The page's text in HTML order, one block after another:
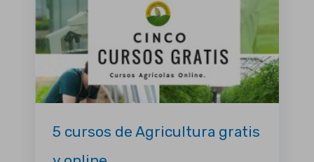
5 cursos de Agricultura gratis